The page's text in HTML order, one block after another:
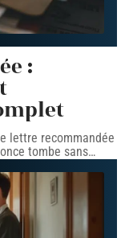
:
lettre recommandée
tombe sans…